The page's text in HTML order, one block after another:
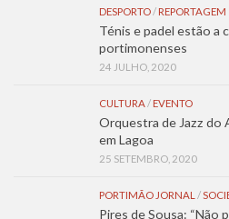
DESPORTO / REPORTAGEM
Ténis e padel estão a
portimonenses
24 JULHO, 2020
CULTURA / EVENTO
Orquestra de Jazz do
em Lagoa
25 SETEMBRO, 2020
PORTIMÃO JORNAL /
Pires de Sousa: